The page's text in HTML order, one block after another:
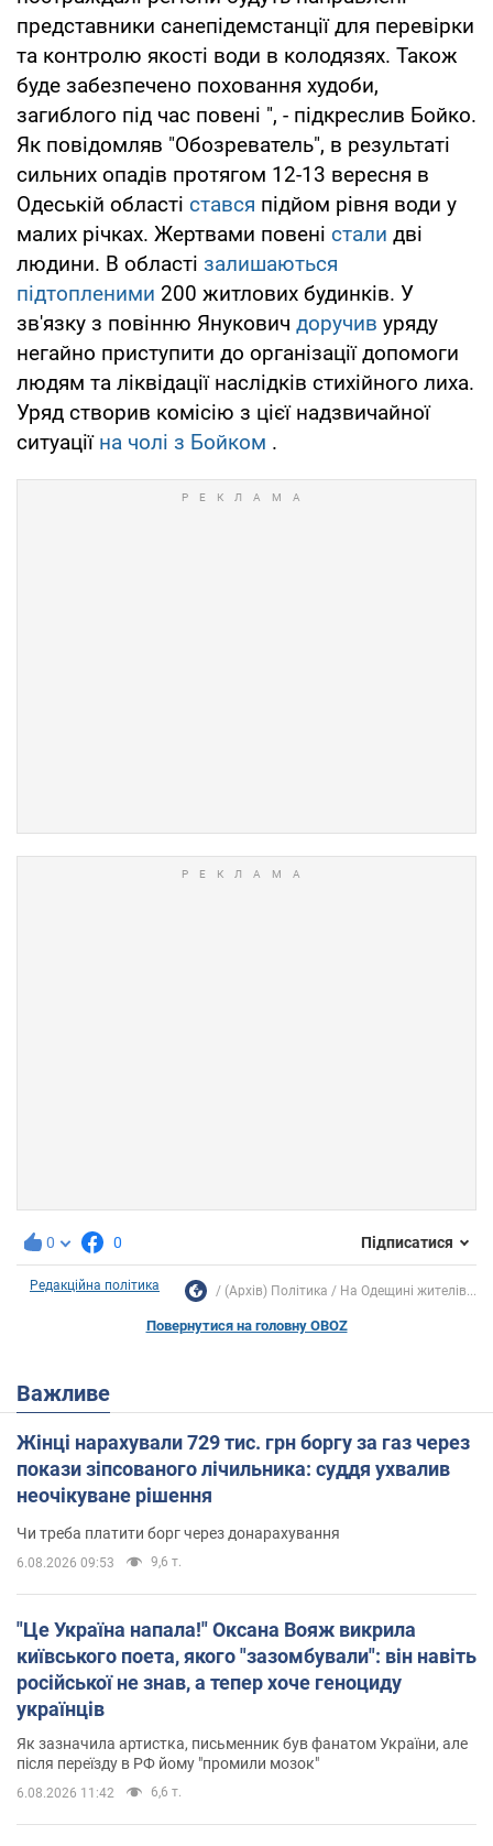
представники санепідемстанції для перевірки
та контролю якості води в колодязях. Також
буде забезпечено поховання худоби,
загиблого під час повені ", - підкреслив Бойко.
Як повідомляв "Обозреватель", в результаті
сильних опадів протягом 12-13 вересня в
Одеській області стався підйом рівня води у
малих річках. Жертвами повені стали дві
людини. В області залишаються
підтопленими 200 житлових будинків. У
зв'язку з повінню Янукович доручив уряду
негайно приступити до організації допомоги
людям та ліквідації наслідків стихійного лиха.
Уряд створив комісію з цієї надзвичайної
ситуації на чолі з Бойком .
0 0 Підписатися
Редакційна політика (Архів) Політика На Одещині жителів...
Повернутися на головну OBOZ
Важливе
Жінці нарахували 729 тис. грн боргу за газ через
покази зіпсованого лічильника: суддя ухвалив
неочікуване рішення
Чи треба платити борг через донарахування
6.08.2026 09:53 9,6 т.
"Це Україна напала!" Оксана Вояж викрила
київського поета, якого "зазомбували": він навіть
російської не знав, а тепер хоче геноциду
українців
Як зазначила артистка, письменник був фанатом України, але
після переїзду в РФ йому "промили мозок"
6.08.2026 11:42 6,6 т.